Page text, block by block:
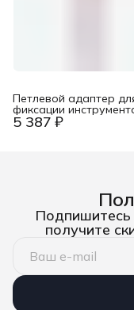
5 387 ₽
Петлевой адаптер
фиксации
Zur Werkzeug-
Absturzsicherung KN-
Подпишитесь
получите